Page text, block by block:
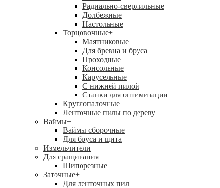
Радиально-сверлильные
Долбежные
Настольные
Торцовочные+
Маятниковые
Для бревна и бруса
Проходные
Консольные
Карусельные
С нижней пилой
Станки для оптимизации
Круглопалочные
Ленточные пилы по дереву
Ваймы+
Ваймы сборочные
Для бруса и щита
Измельчители
Для сращивания+
Шипорезные
Заточные+
Для ленточных пил